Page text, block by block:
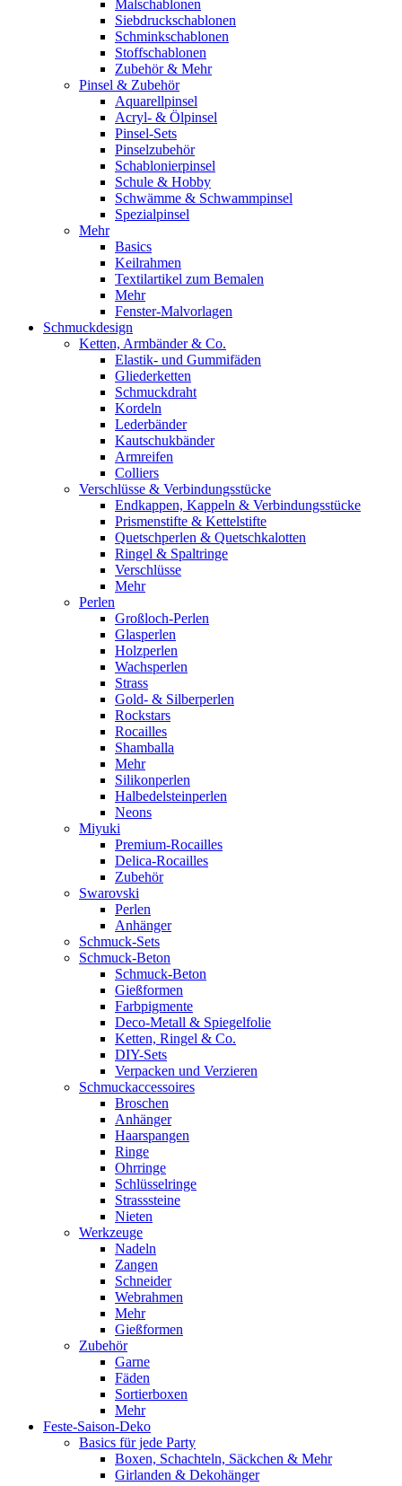
Malschablonen
Siebdruckschablonen
Schminkschablonen
Stoffschablonen
Zubehör & Mehr
Pinsel & Zubehör
Aquarellpinsel
Acryl- & Ölpinsel
Pinsel-Sets
Pinselzubehör
Schablonierpinsel
Schule & Hobby
Schwämme & Schwammpinsel
Spezialpinsel
Mehr
Basics
Keilrahmen
Textilartikel zum Bemalen
Mehr
Fenster-Malvorlagen
Schmuckdesign
Ketten, Armbänder & Co.
Elastik- und Gummifäden
Gliederketten
Schmuckdraht
Kordeln
Lederbänder
Kautschukbänder
Armreifen
Colliers
Verschlüsse & Verbindungsstücke
Endkappen, Kappeln & Verbindungsstücke
Prismenstifte & Kettelstifte
Quetschperlen & Quetschkalotten
Ringel & Spaltringe
Verschlüsse
Mehr
Perlen
Großloch-Perlen
Glasperlen
Holzperlen
Wachsperlen
Strass
Gold- & Silberperlen
Rockstars
Rocailles
Shamballa
Mehr
Silikonperlen
Halbedelsteinperlen
Neons
Miyuki
Premium-Rocailles
Delica-Rocailles
Zubehör
Swarovski
Perlen
Anhänger
Schmuck-Sets
Schmuck-Beton
Schmuck-Beton
Gießformen
Farbpigmente
Deco-Metall & Spiegelfolie
Ketten, Ringel & Co.
DIY-Sets
Verpacken und Verzieren
Schmuckaccessoires
Broschen
Anhänger
Haarspangen
Ringe
Ohrringe
Schlüsselringe
Strasssteine
Nieten
Werkzeuge
Nadeln
Zangen
Schneider
Webrahmen
Mehr
Gießformen
Zubehör
Garne
Fäden
Sortierboxen
Mehr
Feste-Saison-Deko
Basics für jede Party
Boxen, Schachteln, Säckchen & Mehr
Girlanden & Dekohänger